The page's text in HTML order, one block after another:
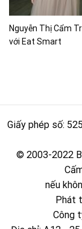
Nguyễn Thị Cẩm
với Eat Smart
Giấy phép số:
© 2003-2022
nếu
Phát
Công